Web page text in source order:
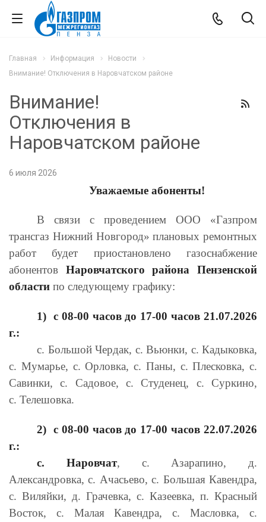
Главная Информация
Новости
Внимание! Отключения в Наровчатском районе
Внимание!
Отключения в
Наровчатском районе
6 июля 2026
Уважаемые абоненты!
В связи с проведением ООО «Газпром
трансгаз Нижний Новгород» плановых ремонтных
работ будет приостановлено газоснабжение
абонентов Наровчатского районаПензенской
области по следующему графику:
1) с 08-00 часов до 17-00 часов 21.07.2026
г.:
с. Большой Чердак, с. Вьюнки, с. Кадыковка,
с. Мумарье, с. Орловка, с. Паны, с. Плесковка, с.
Савинки, с. Садовое, с. Студенец, с. Суркино,
с. Телешовка.
2) с 08-00 часов до 17-00 часов 22.07.2026
г.:
с. Наровчат, с. Азарапино, д.
Александровка, с. Ачасьево, с. Большая Кавендра,
с. Виляйки, д. Грачевка, с. Казеевка, п. Красный
Восток, с. Малая Кавендра, с. Масловка, с.